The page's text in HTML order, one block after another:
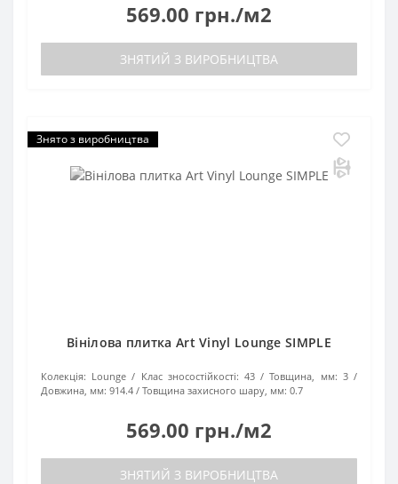
569.00 грн./м2
ЗНЯТИЙ З ВИРОБНИЦТВА
Знято з виробництва
Вінілова плитка Art Vinyl Lounge SIMPLE
Колекція: Lounge Клас зносостійкості: 43 Товщина, мм: 3
Довжина, мм: 914.4 Товщина захисного шару, мм: 0.7
569.00 грн./м2
ЗНЯТИЙ З ВИРОБНИЦТВА